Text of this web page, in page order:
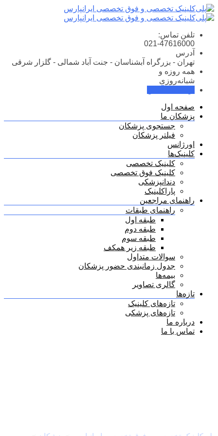
Skip
to
content
تلفن تماس:
021-47616000
آدرس
تهران - بزرگراه آبشناسان - جنت آباد شمالی - گلزار شرقی
همه روزه و
شبانه‌روزی
صفحه اول
پزشکان ما
جستجوی پزشکان
فیلتر پزشکان
اورژانس
کلینیک‌ها
کلینیک تخصصی
کلینیک فوق تخصصی
دندانپزشکی
پاراکلینیک
راهنمای مراجعین
راهنمای طبقات
طبقه اول
طبقه دوم
طبقه سوم
طبقه زیر همکف
سوالات متداول
جدول زمانبندی حضور پزشکان
بیمه‌ها
گالری تصاویر
تازه‌ها
تازه‌های کلینیک
تازه‌های پزشکی
درباره ما
تماس با ما